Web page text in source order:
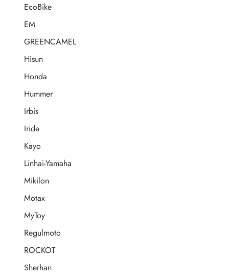
EcoBike
EM
GREENCAMEL
Hisun
Honda
Hummer
Irbis
Iride
Kayo
Linhai-Yamaha
Mikilon
Motax
MyToy
Regulmoto
ROCKOT
Sherhan